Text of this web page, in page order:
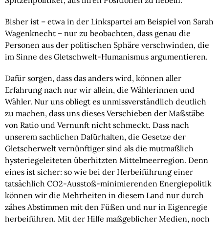
Bisher ist – etwa in der Linkspartei am Beispiel von Sarah
Wagenknecht – nur zu beobachten, dass genau die
Personen aus der politischen Sphäre verschwinden, die
im Sinne des Gletschwelt-Humanismus argumentieren.
Dafür sorgen, dass das anders wird, können aller
Erfahrung nach nur wir allein, die Wählerinnen und
Wähler. Nur uns obliegt es unmissverständlich deutlich
zu machen, dass uns dieses Verschieben der Maßstäbe
von Ratio und Vernunft nicht schmeckt. Dass nach
unserem sachlichen Dafürhalten, die Gesetze der
Gletscherwelt vernünftiger sind als die mutmaßlich
hysteriegeleiteten überhitzten Mittelmeerregion. Denn
eines ist sicher: so wie bei der Herbeiführung einer
tatsächlich CO2-Ausstoß-minimierenden Energiepolitik
können wir die Mehrheiten in diesem Land nur durch
zähes Abstimmen mit den Füßen und nur in Eigenregie
herbeiführen. Mit der Hilfe maßgeblicher Medien, noch